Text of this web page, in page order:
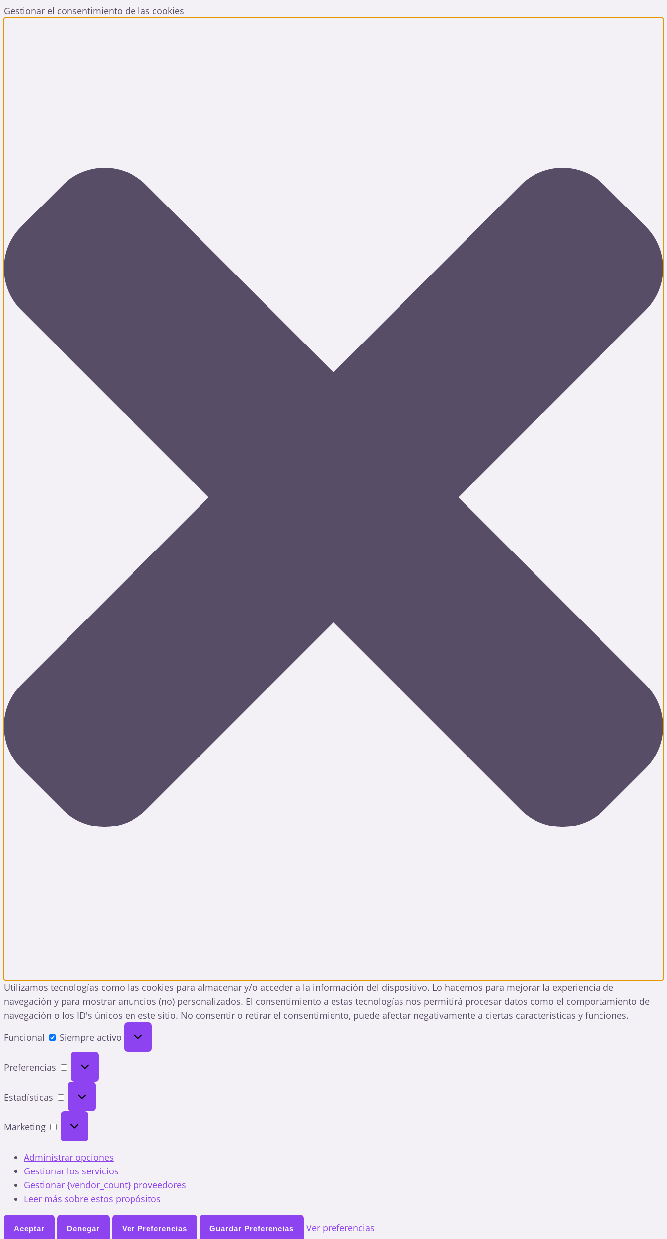
Gestionar el consentimiento de las cookies
Utilizamos tecnologías como las cookies para almacenar y/o acceder a la información del dispositivo. Lo hacemos para mejorar la experiencia de
navegación y para mostrar anuncios (no) personalizados. El consentimiento a estas tecnologías nos permitirá procesar datos como el comportamiento de
navegación o los ID's únicos en este sitio. No consentir o retirar el consentimiento, puede afectar negativamente a ciertas características y funciones.
Funcional
Siempre activo
Preferencias
Preferencias
Estadísticas
Estadísticas
Marketing
Marketing
Administrar opciones
Gestionar los servicios
Gestionar {vendor_count} proveedores
Leer más sobre estos propósitos
Aceptar Denegar Ver Preferencias Guardar Preferencias Ver preferencias